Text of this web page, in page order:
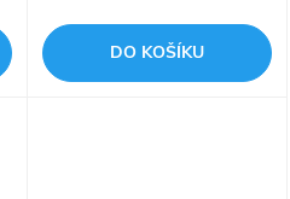
DO KOŠÍKU